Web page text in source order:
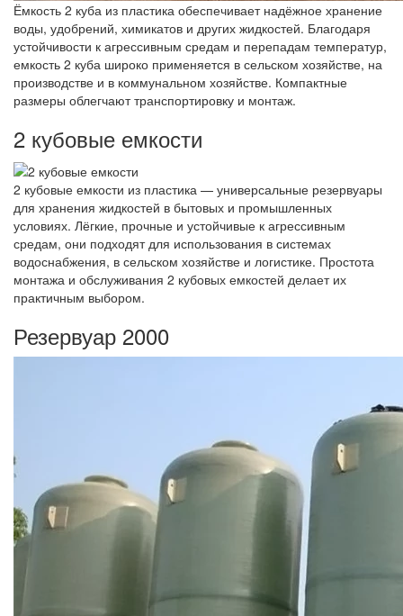
Ёмкость 2 куба из пластика обеспечивает надёжное хранение
воды, удобрений, химикатов и других жидкостей. Благодаря
устойчивости к агрессивным средам и перепадам температур,
емкость 2 куба широко применяется в сельском хозяйстве, на
производстве и в коммунальном хозяйстве. Компактные
размеры облегчают транспортировку и монтаж.
2 кубовые емкости
2 кубовые емкости из пластика — универсальные резервуары
для хранения жидкостей в бытовых и промышленных
условиях. Лёгкие, прочные и устойчивые к агрессивным
средам, они подходят для использования в системах
водоснабжения, в сельском хозяйстве и логистике. Простота
монтажа и обслуживания 2 кубовых емкостей делает их
практичным выбором.
Резервуар 2000